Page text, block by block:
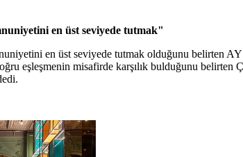
en üst seviyede tutmak"
en üst seviyede tutmak olduğunu belirten
eşleşmenin misafirde karşılık bulduğunu belirten